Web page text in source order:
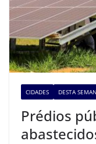
CIDADES DESTA
Prédios